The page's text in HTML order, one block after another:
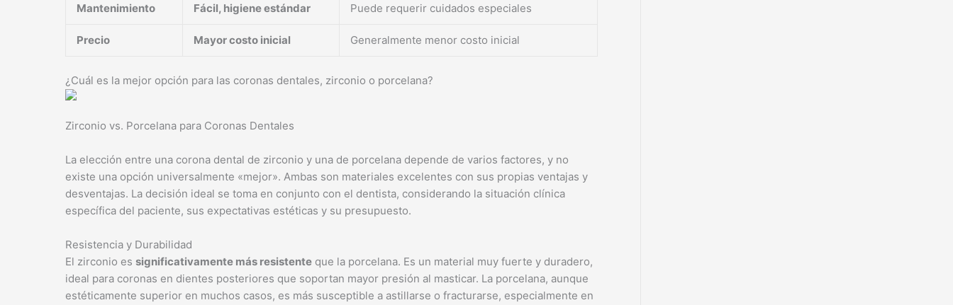
Mantenimiento Fácil, higiene estándar Puede requerir cuidados especiales
Precio Mayor costo inicial Generalmente menor costo inicial
¿Cuál es la mejor opción para las coronas dentales, zirconio o porcelana?
Zirconio vs. Porcelana para Coronas Dentales
La elección entre una corona dental de zirconio y una de porcelana depende de varios factores, y no
existe una opción universalmente «mejor». Ambas son materiales excelentes con sus propias ventajas y
desventajas. La decisión ideal se toma en conjunto con el dentista, considerando la situación clínica
específica del paciente, sus expectativas estéticas y su presupuesto.
Resistencia y Durabilidad
El zirconio es significativamente más resistente que la porcelana. Es un material muy fuerte y duradero,
ideal para coronas en dientes posteriores que soportan mayor presión al masticar. La porcelana, aunque
estéticamente superior en muchos casos, es más susceptible a astillarse o fracturarse, especialmente en